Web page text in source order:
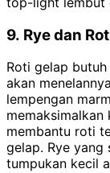
9. Rye dan
Roti gelap
akan
lempengan
membantu roti
gelap. Rye
tumpukan kecil